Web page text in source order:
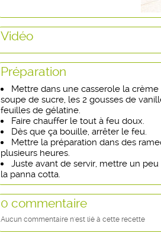
Vidéo
Préparation
Mettre dans une casserole la
soupe de sucre, les 2 gousses de
feuilles de gélatine.
Faire chauffer le tout à feu doux.
Dès que ça bouille, arrêter le feu.
Mettre la préparation dans des
plusieurs heures.
Juste avant de servir, mettre un
la panna cotta.
0 commentaire
Aucun commentaire n'est lié à cette recette